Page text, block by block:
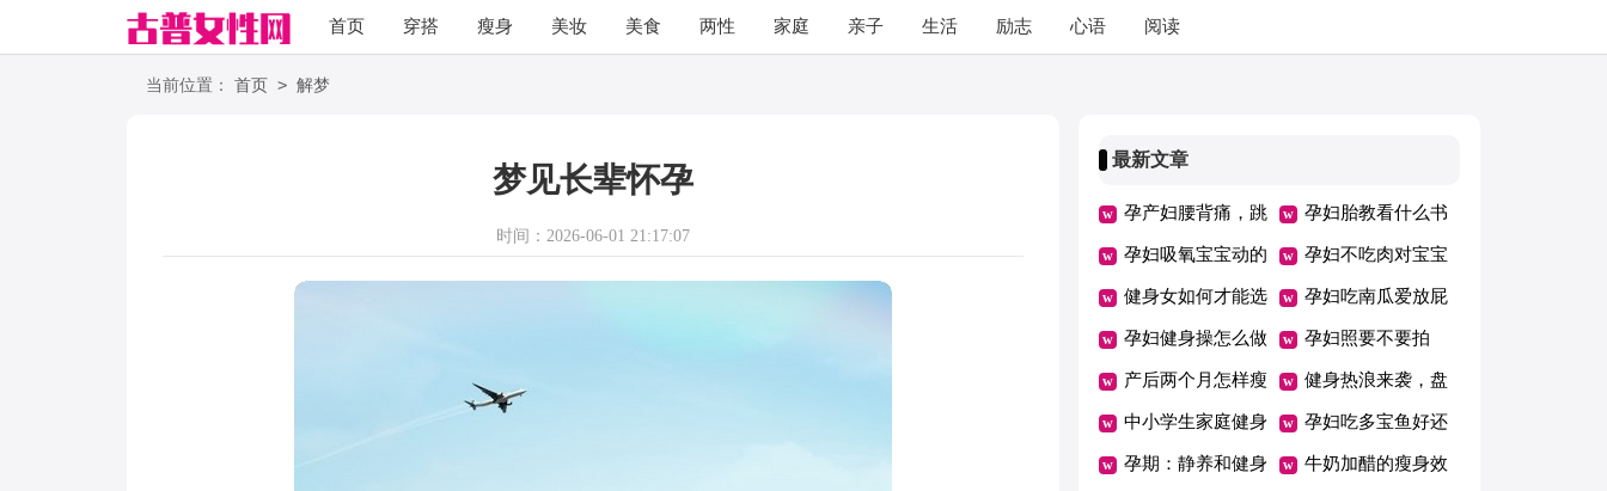
首页 穿搭 瘦身 美妆 美食 两性 家庭 亲子 生活 励志 心语 阅读
当前位置： 首页 > 解梦
梦见长辈怀孕
时间：2026-06-01 21:17:07
最新文章
孕产妇腰背痛，跳
健身操可有效防止
孕妇胎教看什么书
孕妇吸氧宝宝动的
厉害怎么回事
孕妇不吃肉对宝宝
有影响吗
健身女如何才能选
对健身房
孕妇吃南瓜爱放屁
吗
孕妇健身操怎么做 孕妇照要不要拍
产后两个月怎样瘦
身
健身热浪来袭，盘
点健身的7大误区
中小学生家庭健身
运动
孕妇吃多宝鱼好还
是鲈鱼好
孕期：静养和健身 牛奶加醋的瘦身效